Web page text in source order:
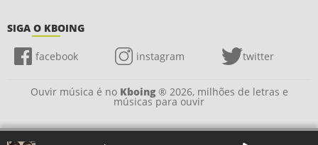
SIGA O KBOING
facebook instagram twitter
Ouvir música é no Kboing® 2026, milhões de letras e
músicas para ouvir